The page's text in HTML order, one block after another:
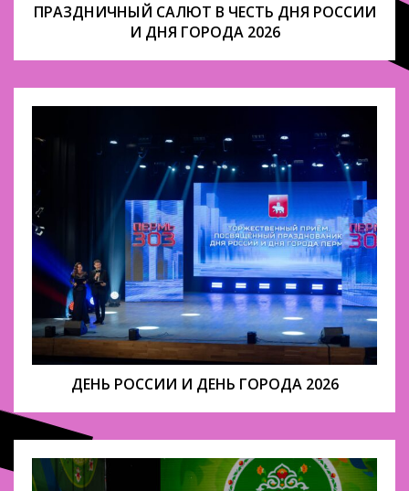
ПРАЗДНИЧНЫЙ САЛЮТ В ЧЕСТЬ ДНЯ РОССИИ
И ДНЯ ГОРОДА 2026
ДЕНЬ РОССИИ И ДЕНЬ ГОРОДА 2026